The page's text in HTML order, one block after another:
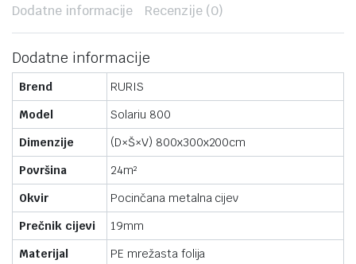
Dodatne informacije Recenzije (0)
Dodatne informacije
Brend
RURIS
Model
Solariu 800
Dimenzije
(D×Š×V) 800x300x200cm
Površina
24m²
Okvir
Pocinčana metalna cijev
Prečnik cijevi
19mm
Materijal
PE mrežasta folija